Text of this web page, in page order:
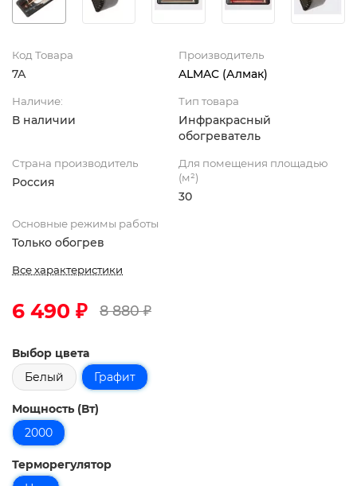
Код Товара
7А
Производитель
ALMAC (Алмак)
Наличие:
В наличии
Тип товара
Инфракрасный
обогреватель
Страна производитель
Россия
Для помещения площадью
(м²)
30
Основные режимы работы
Только обогрев
Все характеристики
6 490 ₽ 8 880 ₽
Выбор цвета
Белый
Графит
Мощность (Вт)
2000
Терморегулятор